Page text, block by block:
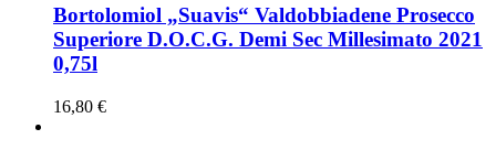
Bortolomiol „Suavis“ Valdobbiadene Prosecco
Superiore D.O.C.G. Demi Sec Millesimato 2021
0,75l
16,80 €